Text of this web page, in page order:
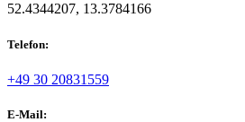
52.4344207, 13.3784166
Telefon:
+49 30 20831559
E-Mail: